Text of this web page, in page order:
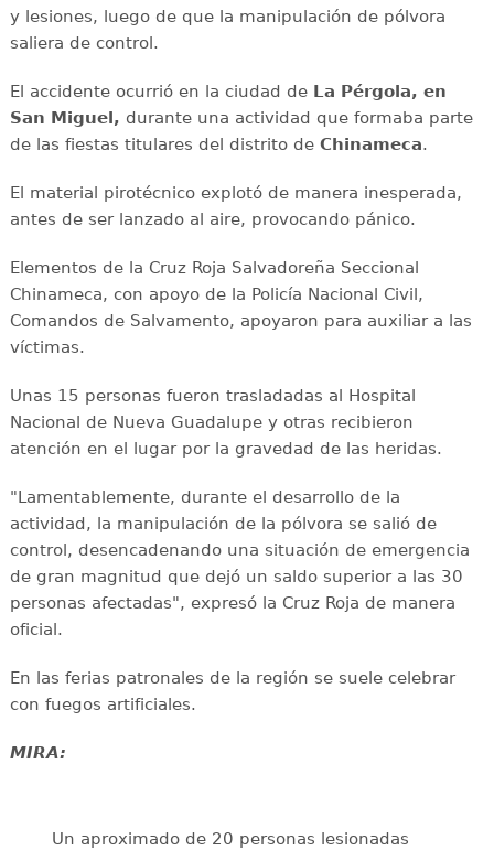
y lesiones, luego de que la manipulación de pólvora
saliera de control.
El accidente ocurrió en la ciudad de La Pérgola, en
San Miguel, durante una actividad que formaba parte
de las fiestas titulares del distrito deChinameca.
El material pirotécnico explotó de manera inesperada,
antes de ser lanzado al aire, provocando pánico.
Elementos de la Cruz Roja Salvadoreña Seccional
Chinameca, con apoyo de la Policía Nacional Civil,
Comandos de Salvamento, apoyaron para auxiliar a las
víctimas.
Unas 15 personas fueron trasladadas al Hospital
Nacional de Nueva Guadalupe y otras recibieron
atención en el lugar por la gravedad de las heridas.
"Lamentablemente, durante el desarrollo de la
actividad, la manipulación de la pólvora se salió de
control, desencadenando una situación de emergencia
de gran magnitud que dejó un saldo superior a las 30
personas afectadas", expresó la Cruz Roja de manera
oficial.
En las ferias patronales de la región se suele celebrar
con fuegos artificiales.
MIRA:
Un aproximado de 20 personas lesionadas